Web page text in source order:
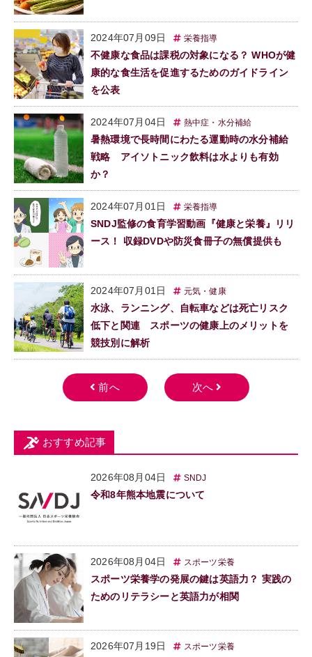
2024年07月09日 栄養指導
不健康な食品は課税の対象になる？ WHOが健
康的な食生活を促進するためのガイドライン
を公表
2024年07月04日 熱中症・水分補給
暑熱環境で長時間にわたる運動時の水分補給
戦略 アイソトニック飲料は水よりも有効
か？
2024年07月01日 栄養指導
SNDJ監修の食育学習動画『健康と栄養』リリ
ース！ 収録DVDや防災食冊子の無償提供も
2024年07月01日 元気・健康
水泳、ランニング、自転車などは死亡リスク
低下と関連 スポーツの健康上のメリットを
競技別に解析
おすすめ記事
2026年08月04日 SNDJ
令和8年熊本地震について
2026年08月04日 スポーツ栄養
スポーツ栄養学の発展の鍵は英語力？ 実践の
ためのリテラシーと英語力が相関
2026年07月19日 スポーツ栄養